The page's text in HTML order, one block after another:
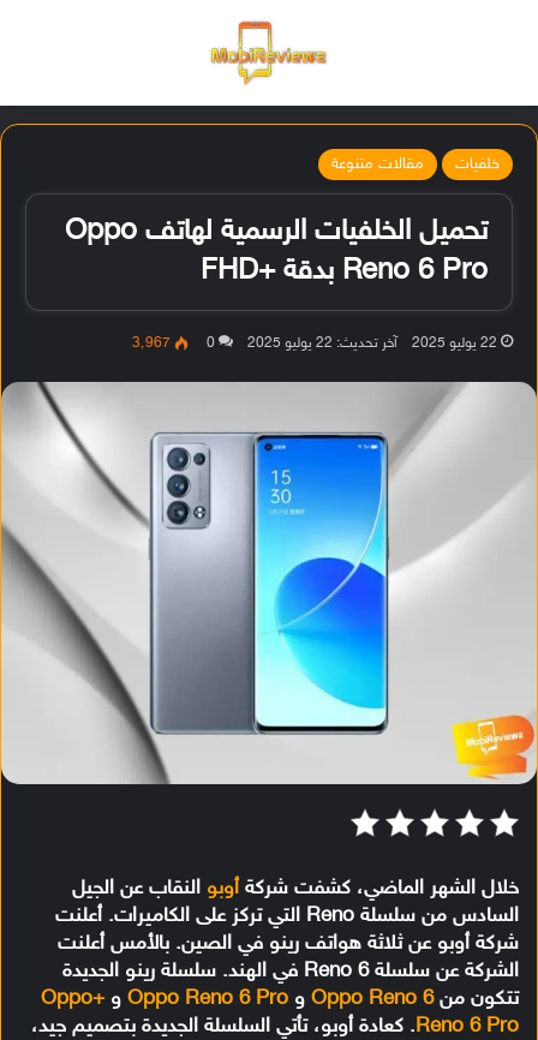
خلفيات مقالات متنوعة
تحميل الخلفيات الرسمية لهاتف Oppo
Reno 6 Pro بدقة +FHD
22 يوليو 2025 آخر تحديث: 22 يوليو 2025 0 3٬967
خلال الشهر الماضي، كشفت شركة أوبو النقاب عن الجيل
السادس من سلسلة Reno التي تركز على الكاميرات. أعلنت
شركة أوبو عن ثلاثة هواتف رينو في الصين. بالأمس أعلنت
الشركة عن سلسلة Reno 6 في الهند. سلسلة رينو الجديدة
تتكون منOppo Reno 6 و Oppo Reno 6 Pro و
+Oppo
Reno 6 Pro. كعادة أوبو، تأتي السلسلة الجديدة بتصميم جيد،